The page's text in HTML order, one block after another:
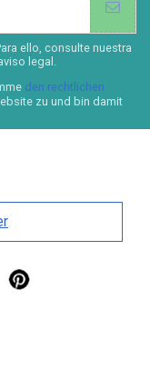
ello, consulte nuestra
legal.
den rechtlichen
zu und bin damit